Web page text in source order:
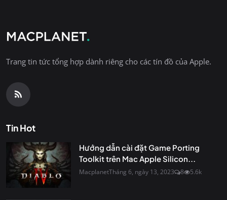
Trang tin tức tổng hợp dành riêng cho các tín đồ của Apple.
Tin Hot
Hướng dẫn cài đặt Game Porting
Toolkit trên Mac Apple Silicon...
MacplanetTháng 6, ngày 13, 2023 8 5.6k